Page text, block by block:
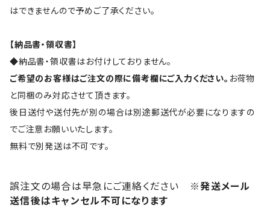
はできませんので予めご了承ください。
【納品書・領収書】
◆納品書・領収書はお付けしておりません。
ご希望のお客様はご注文の際に備考欄にご入力ください。 お荷物
と同梱のみ対応させて頂きます。
後日送付や送付先が別の場合は別途郵送代が必要になりますの
でご注意お願いいたします。
無料で別発送は不可です。
誤注文の場合は早急にご連絡ください ※発送メール
送信後はキャンセル不可になります